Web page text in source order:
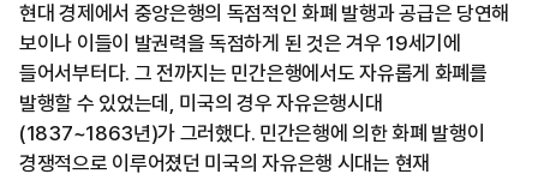
현대 경제에서 중앙은행의 독점적인 화폐 발행과 공급은 당연해
보이나 이들이 발권력을 독점하게 된 것은 겨우 19세기에
들어서부터다. 그 전까지는 민간은행에서도 자유롭게 화폐를
발행할 수 있었는데, 미국의 경우 자유은행시대
(1837~1863년)가 그러했다. 민간은행에 의한 화폐 발행이
경쟁적으로 이루어졌던 미국의 자유은행 시대는 현재